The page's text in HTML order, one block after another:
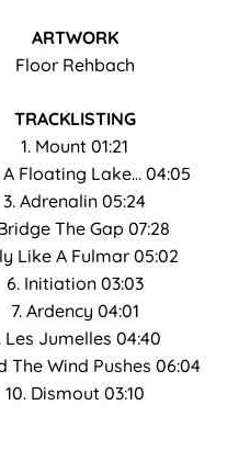
ARTWORK
Floor Rehbach
TRACKLISTING
1. Mount 01:21
A Floating Lake… 04:05
3. Adrenalin 05:24
The Gap 07:28
Like A Fulmar 05:02
6. Initiation 03:03
7. Ardency 04:01
Les Jumelles 04:40
The Wind Pushes 06:04
10. Dismout 03:10